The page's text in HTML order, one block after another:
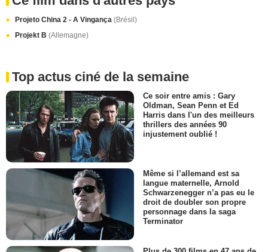
Projeto China 2 - A Vingança (Brésil)
Projekt B (Allemagne)
Top actus ciné de la semaine
Ce soir entre amis : Gary
Oldman, Sean Penn et Ed
Harris dans l'un des meilleurs
thrillers des années 90
injustement oublié !
Même si l’allemand est sa
langue maternelle, Arnold
Schwarzenegger n’a pas eu le
droit de doubler son propre
personnage dans la saga
Terminator